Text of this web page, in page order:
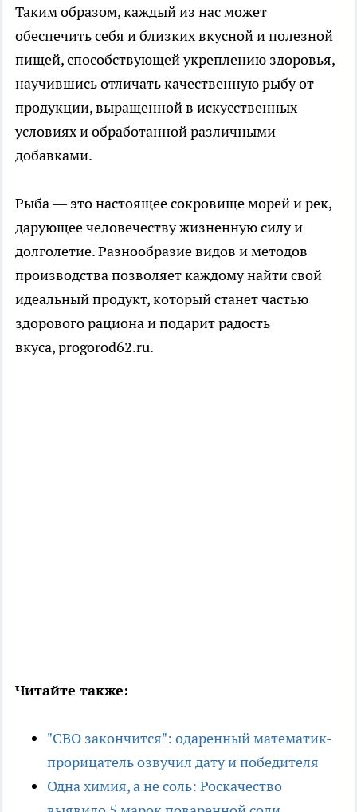
Таким образом, каждый из нас может
обеспечить себя и близких вкусной и полезной
пищей, способствующей укреплению здоровья,
научившись отличать качественную рыбу от
продукции, выращенной в искусственных
условиях и обработанной различными
добавками.
Рыба — это настоящее сокровище морей и рек,
дарующее человечеству жизненную силу и
долголетие. Разнообразие видов и методов
производства позволяет каждому найти свой
идеальный продукт, который станет частью
здорового рациона и подарит радость
вкуса, progorod62.ru.
Читайте также:
"СВО закончится": одаренный математик-
прорицатель озвучил дату и победителя
Одна химия, а не соль: Роскачество